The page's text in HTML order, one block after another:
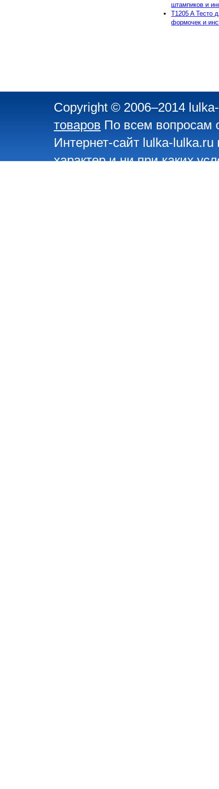
штампиков и
T1205 A Тесто
формочек и
Copyright © 2006–2014
товаров По всем вопросам
Интернет-сайт lulka-
характер и ни при каких